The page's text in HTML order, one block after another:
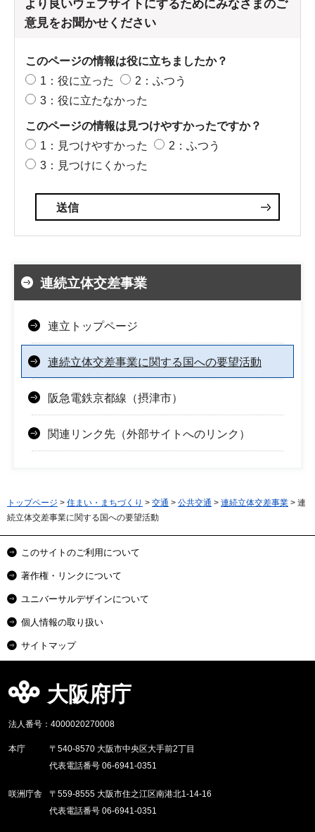
より良いウェブサイトにするためにみなさまのご
意見をお聞かせください
このページの情報は役に立ちましたか？
1：役に立った
2：ふつう
3：役に立たなかった
このページの情報は見つけやすかったですか？
1：見つけやすかった
2：ふつう
3：見つけにくかった
連続立体交差事業
連立トップページ
連続立体交差事業に関する国への要望活動
阪急電鉄京都線（摂津市）
関連リンク先（外部サイトへのリンク）
トップページ > 住まい・まちづくり > 交通 > 公共交通 > 連続立体交差事業 > 連
続立体交差事業に関する国への要望活動
このサイトのご利用について
著作権・リンクについて
ユニバーサルデザインについて
個人情報の取り扱い
サイトマップ
大阪府庁
法人番号：4000020270008
本庁
〒540-8570 大阪市中央区大手前2丁目
代表電話番号 06-6941-0351
咲洲庁舎
〒559-8555 大阪市住之江区南港北1-14-16
代表電話番号 06-6941-0351